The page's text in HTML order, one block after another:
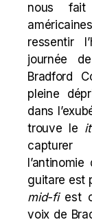
nous fait
ressentir
journée
Bradford
pleine
dans
trouve le it
capturer
guitare est
mid-fiest
voix de